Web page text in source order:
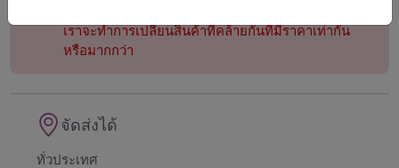
เราจะทำการเปลี่ยนสินค้าที่คล้ายกันที่มีราคาเท่ากัน
หรือมากกว่า
จัดส่งได้
ทั่วประเทศ